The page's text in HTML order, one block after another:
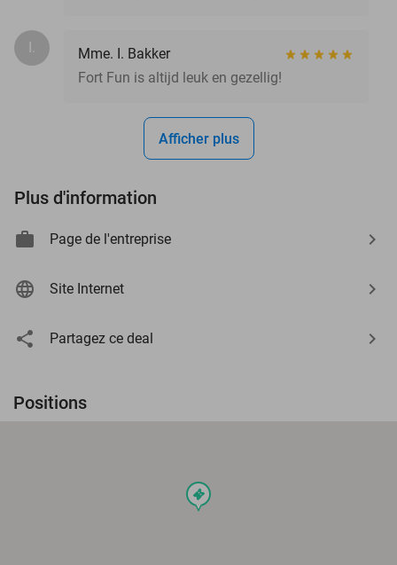
I.
Mme. I. Bakker
Fort Fun is altijd leuk en gezellig!
Afficher plus
Plus d'information
Page de l'entreprise
Site Internet
Partagez ce deal
Positions
events